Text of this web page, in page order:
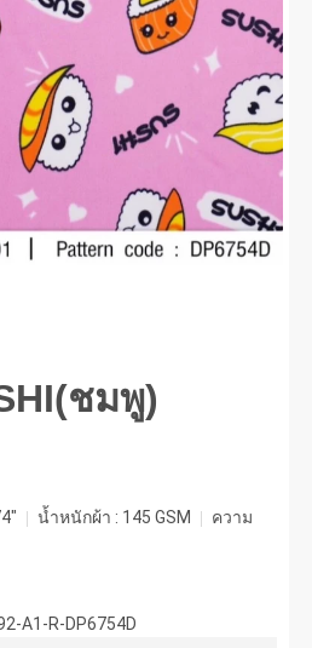
ชมพู)
น้ำหนักผ้า : 145 GSM
ความ
A1-R-DP6754D